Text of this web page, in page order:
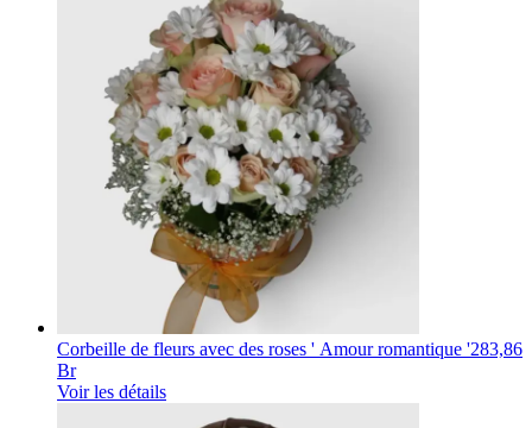
Corbeille de fleurs avec des roses ' Amour romantique '283,86
Br
Voir les détails